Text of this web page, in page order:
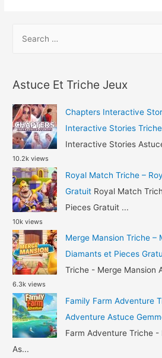
Baby
Pieces
Bouteilles
Gratuit
h
f
o
r
:
Astuce Et Triche Jeux
Chapters Interactive
Interactive Stories
Interactive Stories
10.2k views
Royal Match Triche –
Gratuit Royal Match
Pieces Gratuit ...
10k views
Merge Mansion Triche –
Diamants et Pieces
Triche - Merge Mansion
6.3k views
Family Farm Adventure
Adventure Astuce
Farm Adventure Triche
As...